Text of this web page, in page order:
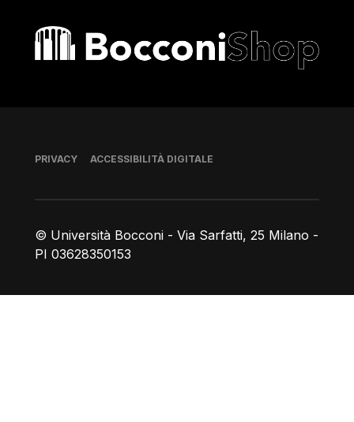
Bocconi shop
© Università Bocconi - Via Sarfatti, 25 Milano -
PI 03628350153
Piè di pagina
PRIVACY ACCESSIBILITÀ DIGITALE